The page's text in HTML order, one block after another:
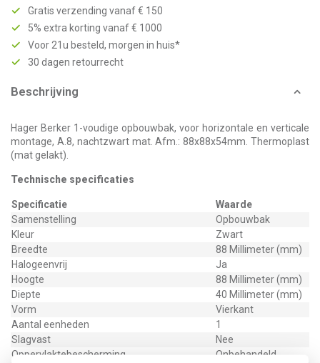
Gratis verzending vanaf € 150
5% extra korting vanaf € 1000
Voor 21u besteld, morgen in huis*
30 dagen retourrecht
Beschrijving
Hager Berker 1-voudige opbouwbak, voor horizontale en verticale
montage, A.8, nachtzwart mat. Afm.: 88x88x54mm. Thermoplast
(mat gelakt).
Technische specificaties
Specificatie
Waarde
Samenstelling
Opbouwbak
Kleur
Zwart
Breedte
88 Millimeter (mm)
Halogeenvrij
Ja
Hoogte
88 Millimeter (mm)
Diepte
40 Millimeter (mm)
Vorm
Vierkant
Aantal eenheden
1
Slagvast
Nee
Oppervlaktebescherming
Onbehandeld